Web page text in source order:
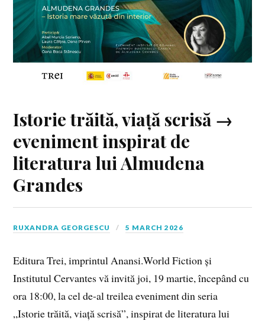
Istorie trăită, viață scrisă →
eveniment inspirat de
literatura lui Almudena
Grandes
RUXANDRA GEORGESCU 5 MARCH 2026
Editura Trei, imprintul Anansi.World Fiction și
Institutul Cervantes vă invită joi, 19 martie, începând cu
ora 18:00, la cel de-al treilea eveniment din seria
„Istorie trăită, viață scrisă”, inspirat de literatura lui